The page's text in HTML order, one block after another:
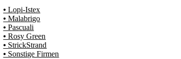
⦁ Lopi-Istex
⦁ Malabrigo
⦁ Pascuali
⦁ Rosy Green
⦁ StrickStrand
⦁ Sonstige Firmen